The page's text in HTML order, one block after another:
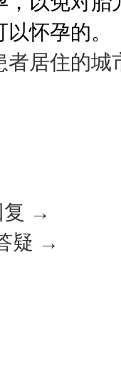
怀孕的。
者居住的城
复 →
疑 →